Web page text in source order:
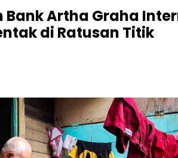
Bank Artha Graha
di Ratusan Titik